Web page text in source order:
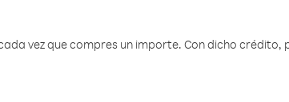
vez que compres un importe. Con dicho